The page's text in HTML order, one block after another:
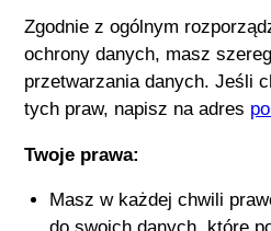
Zgodnie z ogólnym
ochrony danych, masz
przetwarzania danych. Jeśli
tych praw, napisz na adres
Twoje prawa:
Masz w każdej chwili